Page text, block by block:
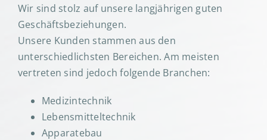
Wir sind stolz auf unsere langjährigen guten
Geschäftsbeziehungen.
Unsere Kunden stammen aus den
unterschiedlichsten Bereichen. Am meisten
vertreten sind jedoch folgende Branchen:
Medizintechnik
Lebensmitteltechnik
Apparatebau